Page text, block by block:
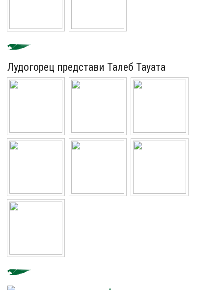
Лудогорец представи Талеб Тауата